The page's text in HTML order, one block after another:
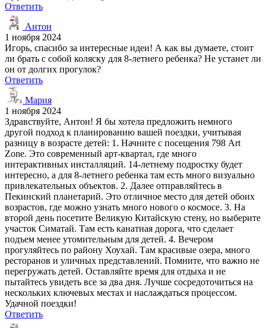
Ответить
Антон
1 ноября 2024
Игорь, спасибо за интересные идеи! А как вы думаете, стоит
ли брать с собой коляску для 8-летнего ребенка? Не устанет ли
он от долгих прогулок?
Ответить
Мария
1 ноября 2024
Здравствуйте, Антон! Я бы хотела предложить немного
другой подход к планированию вашей поездки, учитывая
разницу в возрасте детей: 1. Начните с посещения 798 Art
Zone. Это современный арт-квартал, где много
интерактивных инсталляций. 14-летнему подростку будет
интересно, а для 8-летнего ребенка там есть много визуально
привлекательных объектов. 2. Далее отправляйтесь в
Пекинский планетарий. Это отличное место для детей обоих
возрастов, где можно узнать много нового о космосе. 3. На
второй день посетите Великую Китайскую стену, но выберите
участок Симатай. Там есть канатная дорога, что сделает
подъем менее утомительным для детей. 4. Вечером
прогуляйтесь по району Хоухай. Там красивые озера, много
ресторанов и уличных представлений. Помните, что важно не
перегружать детей. Оставляйте время для отдыха и не
пытайтесь увидеть все за два дня. Лучше сосредоточиться на
нескольких ключевых местах и наслаждаться процессом.
Удачной поездки!
Ответить